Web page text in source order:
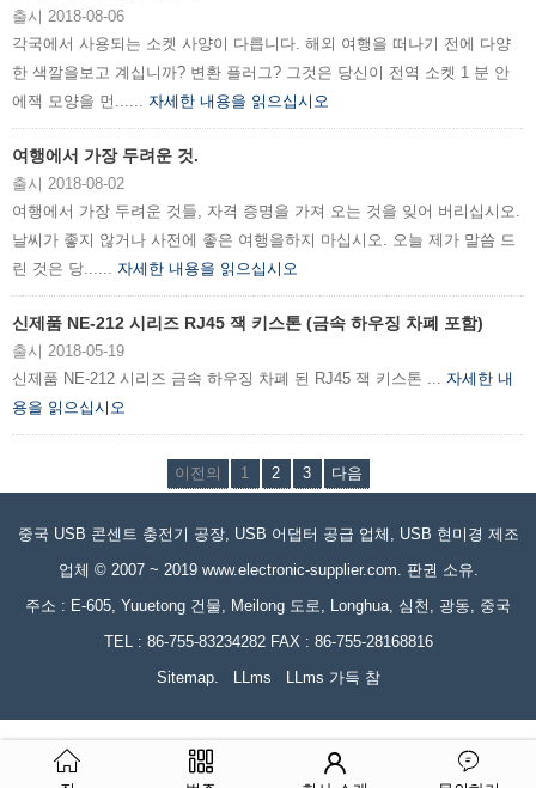
출시 2018-08-06
각국에서 사용되는 소켓 사양이 다릅니다. 해외 여행을 떠나기 전에 다양
한 색깔을보고 계십니까? 변환 플러그? 그것은 당신이 전역 소켓 1 분 안
에잭 모양을 먼...... 자세한 내용을 읽으십시오
여행에서 가장 두려운 것.
출시 2018-08-02
여행에서 가장 두려운 것들, 자격 증명을 가져 오는 것을 잊어 버리십시오.
날씨가 좋지 않거나 사전에 좋은 여행을하지 마십시오. 오늘 제가 말씀 드
린 것은 당...... 자세한 내용을 읽으십시오
신제품 NE-212 시리즈 RJ45 잭 키스톤 (금속 하우징 차폐 포함)
출시 2018-05-19
신제품 NE-212 시리즈 금속 하우징 차폐 된 RJ45 잭 키스톤 ... 자세한 내
용을 읽으십시오
이전의 1 2 3 다음
중국 USB 콘센트 충전기 공장, USB 어댑터 공급 업체, USB 현미경 제조
업체 © 2007 ~ 2019 www.electronic-supplier.com. 판권 소유.
주소 : E-605, Yuuetong 건물, Meilong 도로, Longhua, 심천, 광동, 중국
TEL : 86-755-83234282 FAX : 86-755-28168816
Sitemap.
LLms LLms 가득 참